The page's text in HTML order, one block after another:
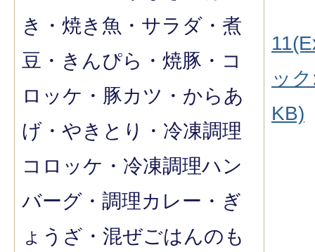
き・焼き魚・サラダ・煮
豆・きんぴら・焼豚・コ
ロッケ・豚カツ・からあ
げ・やきとり・冷凍調理
コロッケ・冷凍調理ハン
バーグ・調理カレー・ぎ
ょうざ・混ぜごはんのも
ッ
KB)